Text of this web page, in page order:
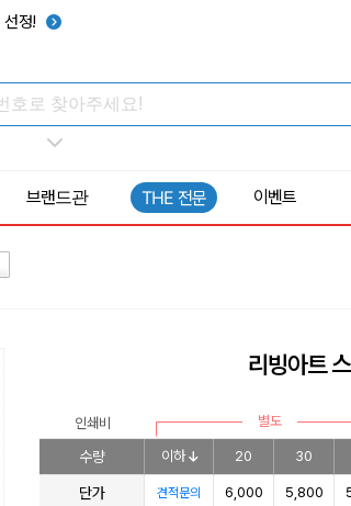
선정!
브랜드관 THE 전문 이벤트
리빙아트
인쇄비 별도
수량 이하 20 30
단가 견적문의 6,000 5,800